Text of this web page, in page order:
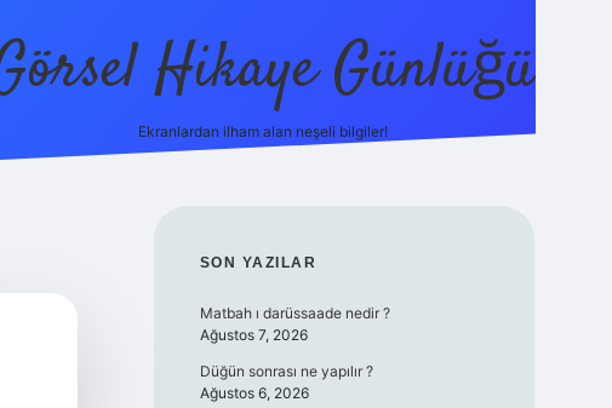
Hikaye Günlüğü
Ekranlardan ilham alan neşeli bilgiler!
SIDEBAR
SON YAZILAR
Matbah ı darüssaade nedir ?
Ağustos 7, 2026
Düğün sonrası ne yapılır ?
Ağustos 6, 2026